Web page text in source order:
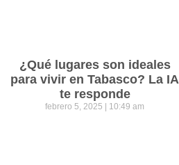
¿Qué lugares son ideales
para vivir en Tabasco? La IA
te responde
febrero 5, 2025 10:49 am